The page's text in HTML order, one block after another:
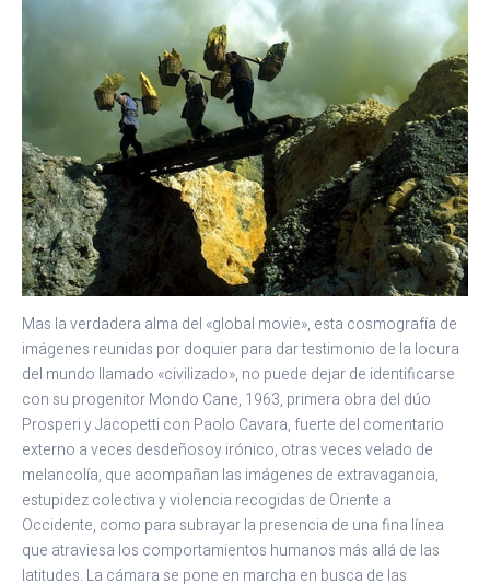
Mas la verdadera alma del «global movie», esta cosmografía de
imágenes reunidas por doquier para dar testimonio de la locura
del mundo llamado «civilizado», no puede dejar de identificarse
con su progenitor Mondo Cane, 1963, primera obra del dúo
Prosperi y Jacopetti con Paolo Cavara, fuerte del comentario
externo a veces desdeñosoy irónico, otras veces velado de
melancolía, que acompañan las imágenes de extravagancia,
estupidez colectiva y violencia recogidas de Oriente a
Occidente, como para subrayar la presencia de una fina línea
que atraviesa los comportamientos humanos más allá de las
latitudes. La cámara se pone en marcha en busca de las